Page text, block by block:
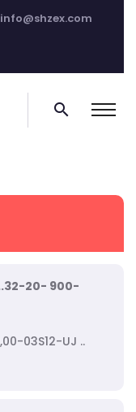
info@shzex.com
search
20- 900-
03S12-UJ ..